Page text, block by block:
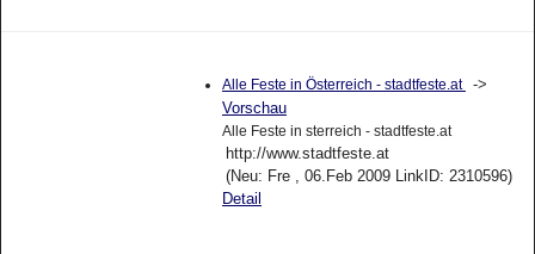
Alle Feste in Österreich - stadtfeste.at ->
Vorschau
Alle Feste in sterreich - stadtfeste.at
http://www.stadtfeste.at
(Neu: Fre , 06.Feb 2009 LinkID: 2310596)
Detail